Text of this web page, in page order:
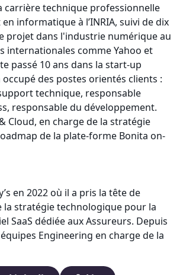
carrière technique professionnelle
informatique à l’INRIA, suivi de dix
projet dans l'industrie numérique au
internationales comme Yahoo et
passé 10 ans dans la start-up
des postes orientés clients :
technique, responsable
responsable du développement.
Cloud, en charge de la stratégie
de la plate-forme Bonita on-
en 2022 où il a pris la tête de
la stratégie technologique pour la
SaaS dédiée aux Assureurs. Depuis
Engineering en charge de la